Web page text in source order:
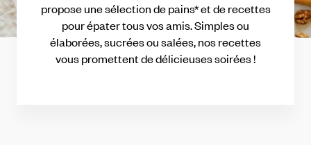
propose unesélectionde pains*etde recettes
pourépatertousvosamis.Simplesou
élaborées,sucréesousalées,nosrecettes
vouspromettentdedélicieusessoirées!